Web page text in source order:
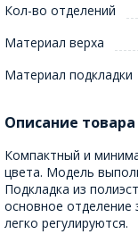
Кол-во отделений
Материал верха
Материал подкладки
Описание товара
Компактный и
цвета. Модель
Подкладка из
основное
легко регулируются.